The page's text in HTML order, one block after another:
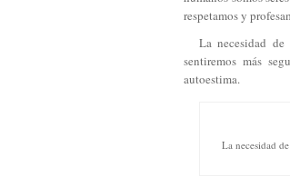
respetamos y
La necesidad de
sentiremos más
autoestima.
La necesidad